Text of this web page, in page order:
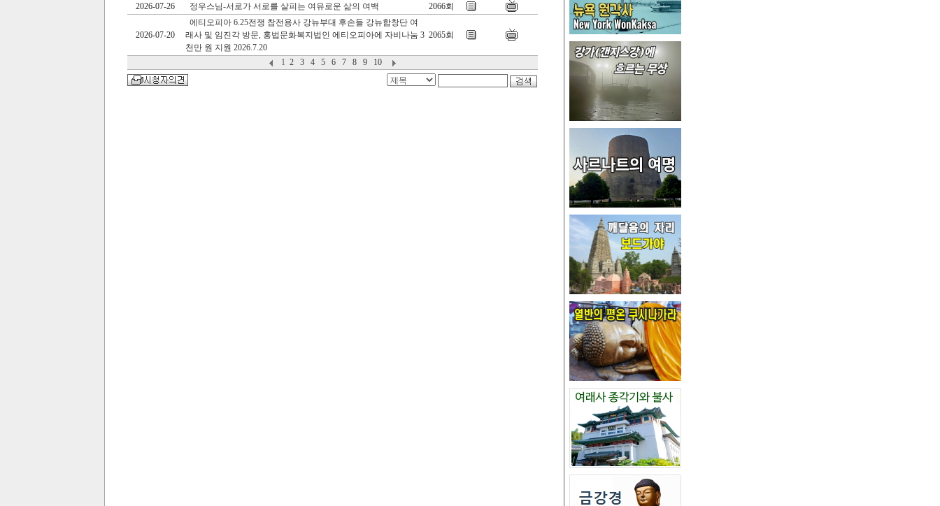
2026-07-26
정우스님-서로가 서로를 살피는 여유로운 삶의 여백 2066회
2026-07-20
에티오피아 6.25전쟁 참전용사 강뉴부대 후손들 강뉴합창단 여
래사 및 임진각 방문, 홍법문화복지법인 에티오피아에 자비나눔 3
천만 원 지원 2026.7.20
2065회
1 2 3 4 5 6 7 8 9 10